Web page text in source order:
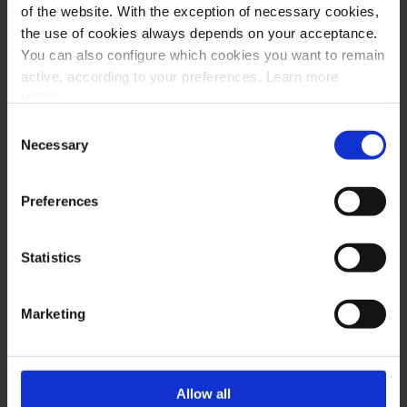
of the website. With the exception of necessary cookies,
the use of cookies always depends on your acceptance.
You can also configure which cookies you want to remain
active, according to your preferences. Learn more
Selection
Necessary
Preferences
Statistics
Marketing
Allow all
Outros posts
Subscrever Newsletter
Faturação Eletrónica